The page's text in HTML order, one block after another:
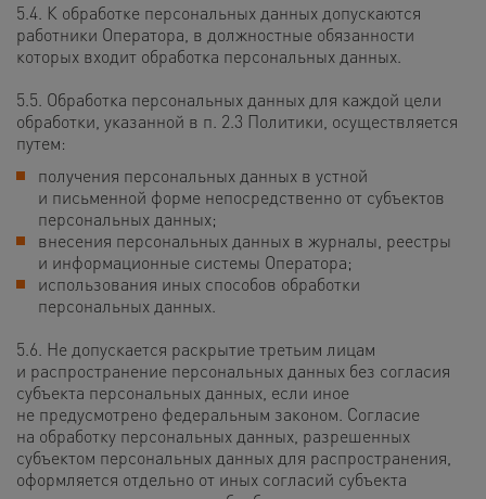
5.4. К обработке персональных данных допускаются
работники Оператора, в должностные обязанности
которых входит обработка персональных данных.
5.5. Обработка персональных данных для каждой цели
обработки, указанной в п. 2.3 Политики, осуществляется
путем:
получения персональных данных в устной
и письменной форме непосредственно от субъектов
персональных данных;
внесения персональных данных в журналы, реестры
и информационные системы Оператора;
использования иных способов обработки
персональных данных.
5.6. Не допускается раскрытие третьим лицам
и распространение персональных данных без согласия
субъекта персональных данных, если иное
не предусмотрено федеральным законом. Согласие
на обработку персональных данных, разрешенных
субъектом персональных данных для распространения,
оформляется отдельно от иных согласий субъекта